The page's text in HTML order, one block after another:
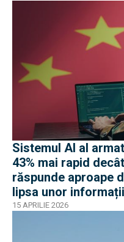
Sistemul AI al
43% mai rapid
răspunde aproape
lipsa unor informații
15 APRILIE 2026